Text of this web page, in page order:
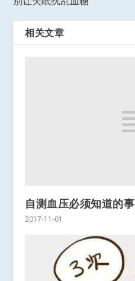
相关文章
自测血压必须知道的事
2017-11-01